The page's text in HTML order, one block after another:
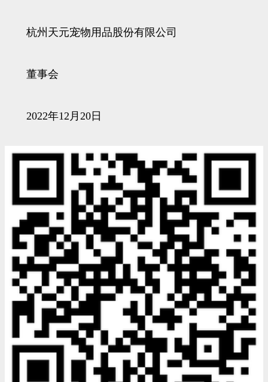
杭州天元宠物用品股份有限公司
董事会
2022年12月20日